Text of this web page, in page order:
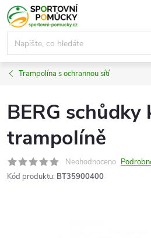
Přejít
na
obsah
Trampolína s ochrannou sítí
BERG schůdky
trampolíně
Neohodnoceno
Kód produktu: BT35900400